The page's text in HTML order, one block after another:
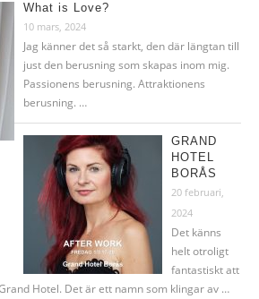
What is Love?
10 mars, 2024
Jag känner det så starkt, den där längtan till
just den berusning som skapas inom mig.
Passionens berusning. Attraktionens
berusning. …
GRAND
HOTEL
BORÅS
20 februari,
2024
Det känns
helt otroligt
fantastiskt att
Hotel. Det är ett namn som klingar av …